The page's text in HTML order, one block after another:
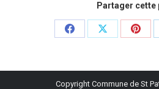
Partager cette
Partager
Facebook
Partager
X
Copyright Commune de St